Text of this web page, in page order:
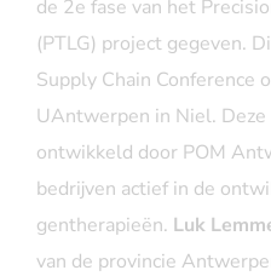
de 2e fase van het
(PTLG) project gegeven.
Supply Chain Conference
UAntwerpen in Niel. Deze
ontwikkeld door POM
bedrijven actief in de
gentherapieën. Luk
van de provincie